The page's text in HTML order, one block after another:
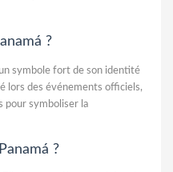
?
symbole fort de son identité
lors des événements officiels,
pour symboliser la
?